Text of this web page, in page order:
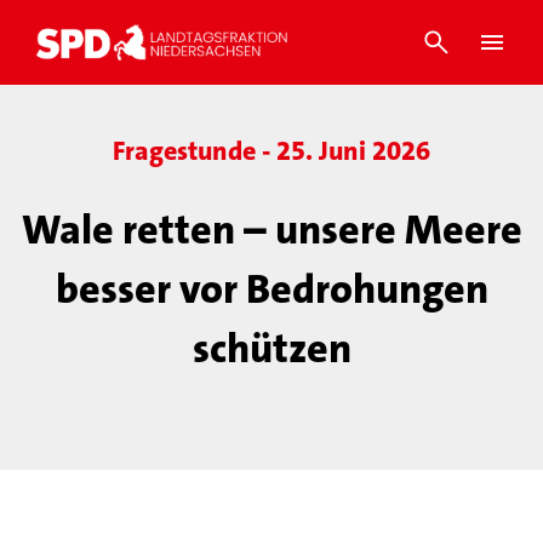
Fragestunde - 25. Juni 2026
Wale retten – unsere Meere
besser vor Bedrohungen
schützen